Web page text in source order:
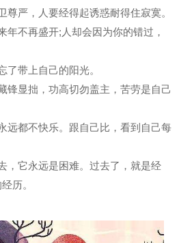
尊严，人要经得起诱惑耐得住寂寞。
年不再盛开;人却会因为你的错过，
了带上自己的阳光。
锋显拙，功高切勿盖主，苦劳是自己
远都不快乐。跟自己比，看到自己每
，它永远是困难。过去了，就是经
历。